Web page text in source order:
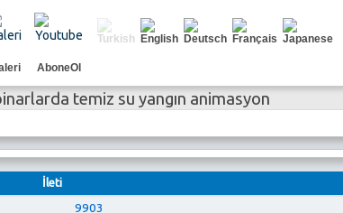
AboneOl
temiz su yangın animasyon
İleti
9903